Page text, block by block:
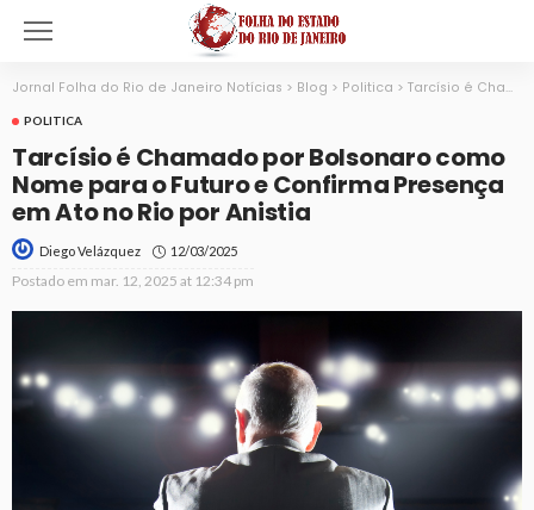
Jornal Folha do Rio de Janeiro Notícias > Blog > Politica > Tarcísio é Chamado por Bolsonaro como Nome para o Futuro e Confirma Presença em Ato no Rio por Anistia
POLITICA
Tarcísio é Chamado por Bolsonaro como
Nome para o Futuro e Confirma Presença
em Ato no Rio por Anistia
Diego Velázquez 12/03/2025
Postado em mar. 12, 2025 at 12:34 pm